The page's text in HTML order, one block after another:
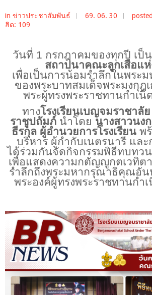
in ข่าวประชาสัมพันธ์ 69. 06. 30
ฮิต: 109
วันที่ 1 กรกฎาคมของทุกปี เป็น
สถาปนาคณะลูกเสือแ
เพื่อเป็นการน้อมรำลึกในพร
ของพระบาทสมเด็จพระมงกุฎ
พระผู้ทรงพระราชทานกำเนิ
ทางโรงเรียนเบญจมราชาลั
ราชูปถัมภ์นำโดย นางสาวนง
ธีรกุล ผู้อำนวยการโรงเรียนพ
บริหาร ผู้กำกับเนตรนารี และ
ได้ร่วมกันจัดกิจกรรมพิธีทบท
เพื่อแสดงความกตัญญูกตเวทิต
รำลึกถึงพระมหากรุณาธิคุณอั
พระองค์ผู้ทรงพระราชทานกำ